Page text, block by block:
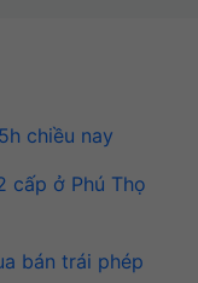
chiều nay
cấp ở Phú Thọ
bán trái phép